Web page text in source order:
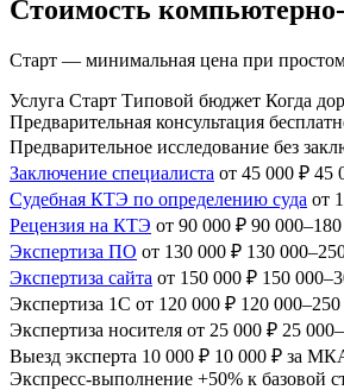
Стоимость
Старт — минимальная цена при
Услуга Старт Типовой бюджет Когда
Предварительная консультация
Предварительное исследование без
Заключение специалиста от 45 000 ₽ 45
Судебная КТЭ по определению суда от
Рецензия на КТЭ от 90 000 ₽ 90
Экспертиза ПО от 130 000 ₽ 130
Экспертиза сайта от 150 000 ₽ 150
Экспертиза 1С от 120 000 ₽ 120
Экспертиза носителя от 25 000 ₽ 25
Выезд эксперта 10 000 ₽ 10 000 ₽ за
Экспресс-выполнение +50% к базовой